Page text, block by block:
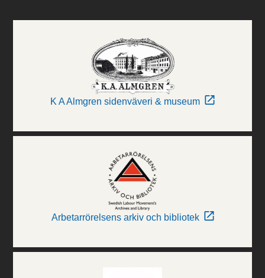
K A Almgren sidenväveri & museum
Arbetarrörelsens arkiv och bibliotek